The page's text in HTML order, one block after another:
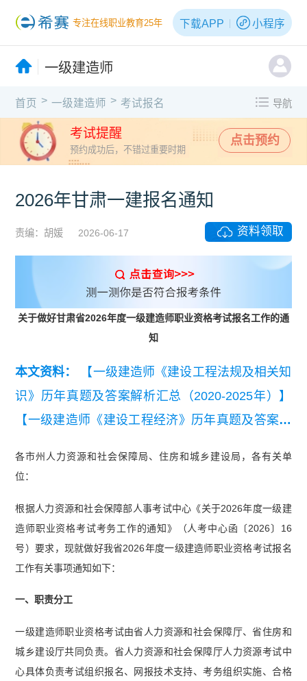
专注在线职业教育25年 下载APP 小程序
一级建造师
首页 > 一级建造师 > 考试报名 导航
考试提醒
预约成功后，不错过重要时期
点击预约
2026年甘肃一建报名通知
责编：胡媛 2026-06-17 资料领取
关于做好甘肃省2026年度一级建造师职业资格考试报名工作的通
知
本文资料：
【一级建造师《建设工程法规及相关知
识》历年真题及答案解析汇总（2020-2025年）】
【一级建造师《建设工程经济》历年真题及答案解
相关知识》真题答案及解析】
各市州人力资源和社会保障局、住房和城乡建设局，各有关单
位：
根据人力资源和社会保障部人事考试中心《关于2026年度一级建
造师职业资格考试考务工作的通知》（人考中心函〔2026〕16
号）要求，现就做好我省2026年度一级建造师职业资格考试报名
工作有关事项通知如下：
一、职责分工
一级建造师职业资格考试由省人力资源和社会保障厅、省住房和
城乡建设厅共同负责。省人力资源和社会保障厅人力资源考试中
心具体负责考试组织报名、网报技术支持、考务组织实施、合格